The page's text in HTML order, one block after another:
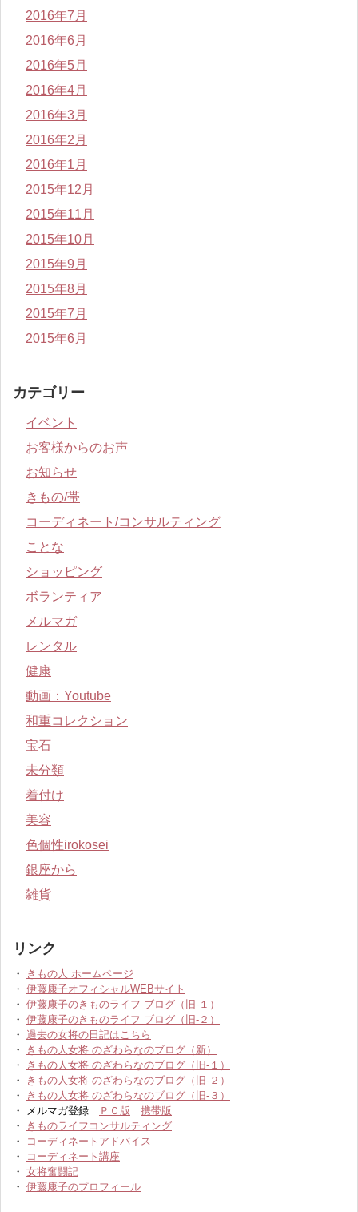
2016年7月
2016年6月
2016年5月
2016年4月
2016年3月
2016年2月
2016年1月
2015年12月
2015年11月
2015年10月
2015年9月
2015年8月
2015年7月
2015年6月
カテゴリー
イベント
お客様からのお声
お知らせ
きもの/帯
コーディネート/コンサルティング
ことな
ショッピング
ボランティア
メルマガ
レンタル
健康
動画：Youtube
和重コレクション
宝石
未分類
着付け
美容
色個性irokosei
銀座から
雑貨
リンク
・
きもの人 ホームページ
・ 伊藤康子オフィシャルWEBサイト
・ 伊藤康子のきものライフ ブログ（旧-１）
・ 伊藤康子のきものライフ ブログ（旧-２）
・ 過去の女将の日記はこちら
・
きもの人女将 のざわらなのブログ（新）
・
きもの人女将 のざわらなのブログ（旧-１）
・
きもの人女将 のざわらなのブログ（旧-２）
・
きもの人女将 のざわらなのブログ（旧-３）
・ メルマガ登録
ＰＣ版
携帯版
・
きものライフコンサルティング
・
コーディネートアドバイス
・
コーディネート講座
・ 女将奮闘記
・ 伊藤康子のプロフィール